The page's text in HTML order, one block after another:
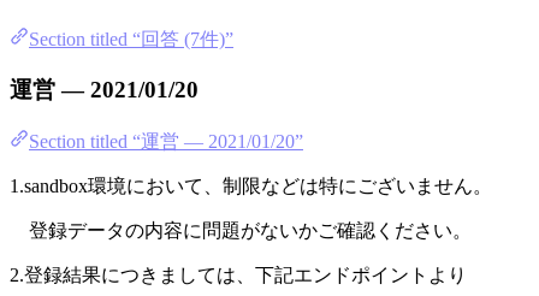
Section titled “回答 (7件)”
運営 — 2021/01/20
Section titled “運営 — 2021/01/20”
1.sandbox環境において、制限などは特にございません。
登録データの内容に問題がないかご確認ください。
2.登録結果につきましては、下記エンドポイントより